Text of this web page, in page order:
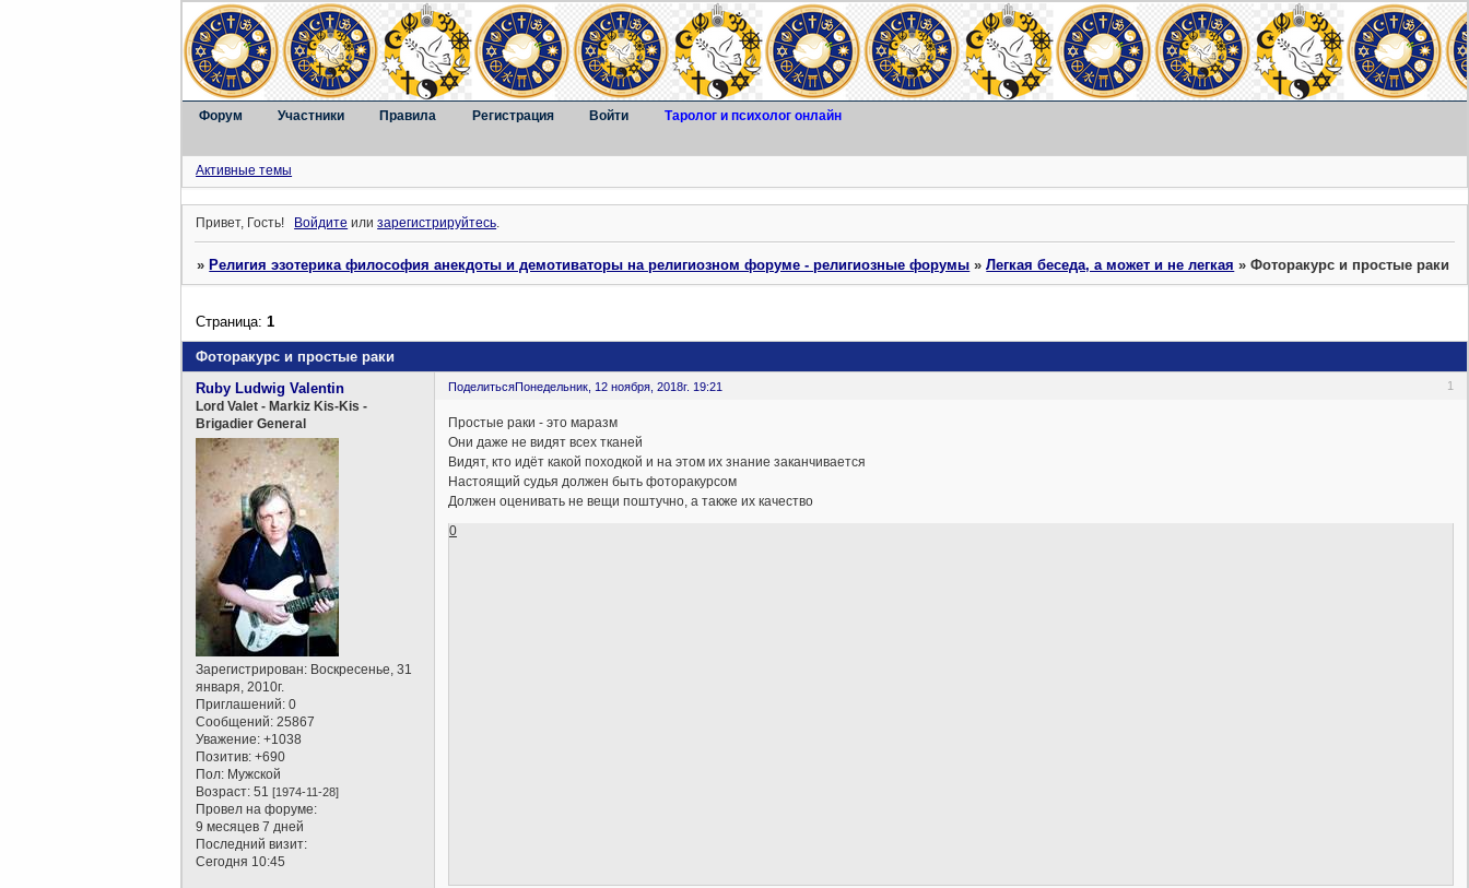
Форум Участники Правила Регистрация Войти Таролог и психолог онлайн
Активные темы
Привет, Гость! Войдите илизарегистрируйтесь.
»Религия эзотерика философия анекдоты и демотиваторы на религиозном форуме - религиозные форумы »Легкая беседа, а может и не легкая »Фоторакурс и простые раки
Фоторакурс и простые раки
Страница:1
Поделиться 1
Понедельник, 12 ноября, 2018г. 19:21
Ruby Ludwig Valentin
Lord Valet - Markiz Kis-Kis -
Brigadier General
Зарегистрирован: Воскресенье, 31
января, 2010г.
Приглашений: 0
Сообщений: 25867
Уважение: +1038
Позитив: +690
Пол: Мужской
Возраст: 51[1974-11-28]
Провел на форуме:
9 месяцев 7 дней
Последний визит:
Сегодня 10:45
Простые раки - это маразм
Они даже не видят всех тканей
Видят, кто идёт какой походкой и на этом их знание заканчивается
Настоящий судья должен быть фоторакурсом
Должен оценивать не вещи поштучно, а также их качество
0